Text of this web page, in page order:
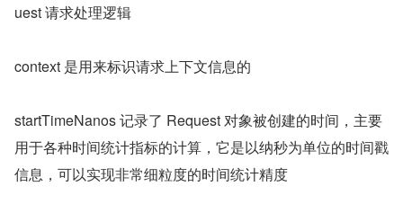
uest 请求处理逻辑
context 是用来标识请求上下文信息的
startTimeNanos 记录了 Request 对象被创建的时间，主要
用于各种时间统计指标的计算，它是以纳秒为单位的时间戳
信息，可以实现非常细粒度的时间统计精度